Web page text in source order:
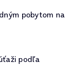
pobytom na
podľa